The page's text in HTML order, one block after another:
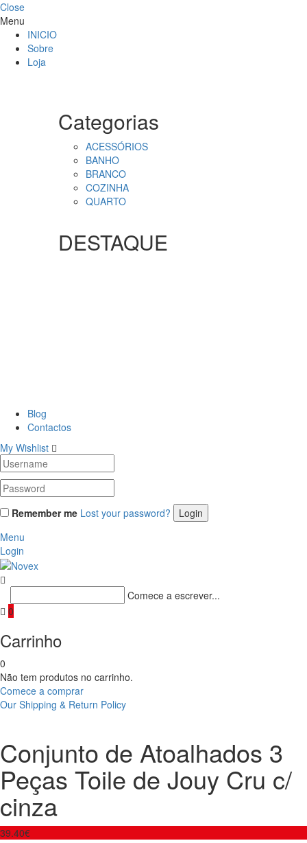
Close
Menu
INICIO
Sobre
Loja
Categorias
ACESSÓRIOS
BANHO
BRANCO
COZINHA
QUARTO
DESTAQUE
Blog
Contactos
My Wishlist
Remember me Lost your password?
Menu
Login
Comece a escrever...
0
Carrinho
0
Não tem produtos no carrinho.
Comece a comprar
Our Shipping & Return Policy
navigation
Atoalhados
3
Peças
Toile
de
Jouy
Azul
Atoalhados
3
Peças
Toile
de
Jouy
Cinza
Conjunto de Atoalhados 3
Peças Toile de Jouy Cru c/
cinza
39.40€